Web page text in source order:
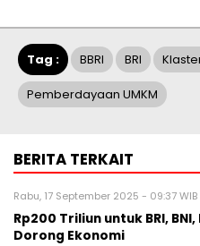
Tag : BBRI BRI
Pemberdayaan UMKM
BERITA TERKAIT
Rabu, 17 September 2025 - 09:37 WIB
Rp200 Triliun untuk BRI,
Dorong Ekonomi